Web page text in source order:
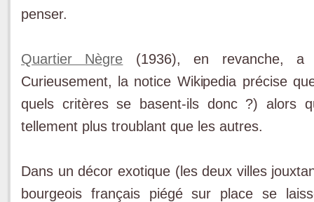
penser.
Quartier Nègre (1936), en revanche, a
Curieusement, la notice Wikipedia précise
quels critères se basent-ils donc ?) alors
tellement plus troublant que les autres.
Dans un décor exotique (les deux villes
bourgeois français piégé sur place se